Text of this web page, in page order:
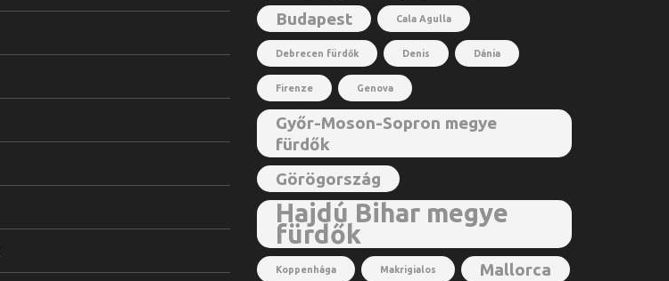
Budapest Cala Agulla
Debrecen fürdők Denis Dánia
Firenze Genova
Győr-Moson-Sopron megye
fürdők
Görögország
Hajdú Bihar megye
fürdők
Koppenhága Makrigialos Mallorca